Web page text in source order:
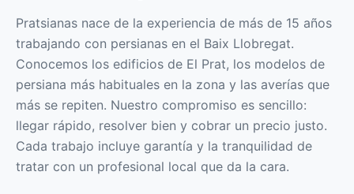
Pratsianas nace de la experiencia de más de 15 años
trabajando con persianas en el Baix Llobregat.
Conocemos los edificios de El Prat, los modelos de
persiana más habituales en la zona y las averías que
más se repiten. Nuestro compromiso es sencillo:
llegar rápido, resolver bien y cobrar un precio justo.
Cada trabajo incluye garantía y la tranquilidad de
tratar con un profesional local que da la cara.